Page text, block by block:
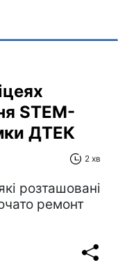
STEM-
ДТЕК​‌
2 хв
розташовані
ремонт